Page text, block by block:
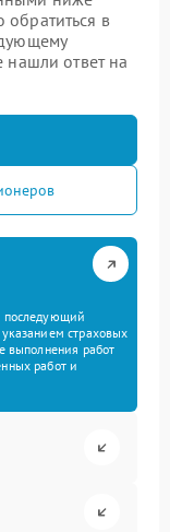
в
нашли ответ на
последующий
страховых
выполнения работ
работ и